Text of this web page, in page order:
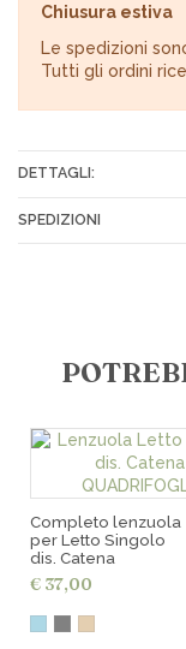
Chiusura estiva
Le spedizioni
Tutti gli ordini
DETTAGLI:
Composizione
SPEDIZIONI
€ 7,00 in tutta Italia
€ 18,00 in Europa
Spedizioni
Completo lenzuola
per Letto Singolo
dis. Catena
€ 37,00